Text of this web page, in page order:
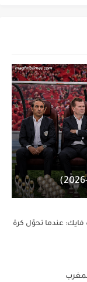
فايك: عندما تحوّل كرة